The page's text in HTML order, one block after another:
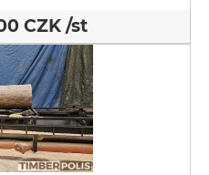
CZK /st